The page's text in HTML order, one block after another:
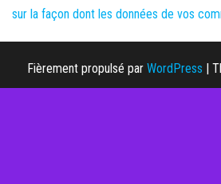
sur la façon dont les données de vos
Fièrement propulsé par WordPress |